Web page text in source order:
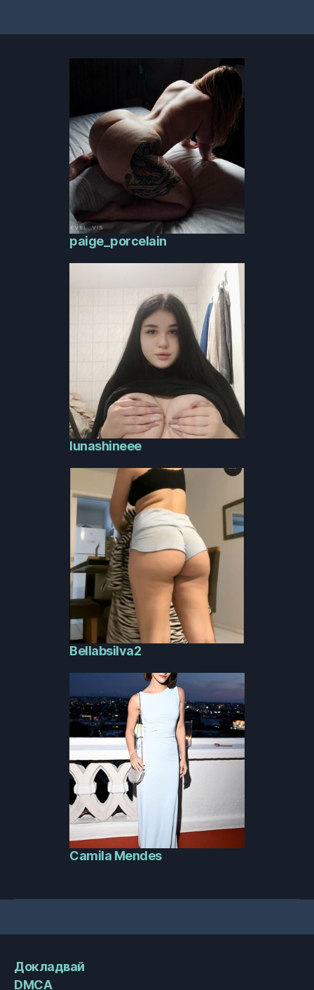
paige_porcelain
lunashineee
Bellabsilva2
Camila Mendes
Докладвай
DMCA